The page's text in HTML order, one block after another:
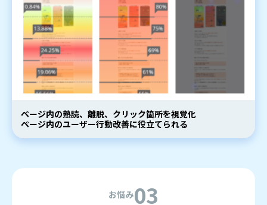
ページ内の熟読、離脱、クリック箇所を視覚化
ページ内のユーザー行動改善に役立てられる
お悩み03